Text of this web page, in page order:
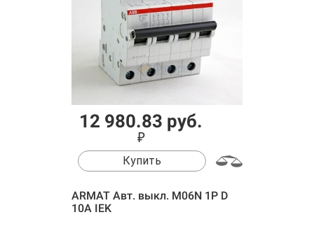
12 980.83 руб.
₽
Купить
ARMAT Авт. выкл. M06N 1P D
10А IEK